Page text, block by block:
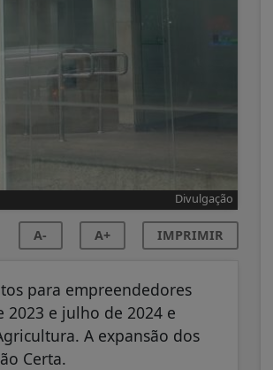
Divulgação
A- A+ IMPRIMIR
para empreendedores
e julho de 2024 e
A expansão dos
Certa.